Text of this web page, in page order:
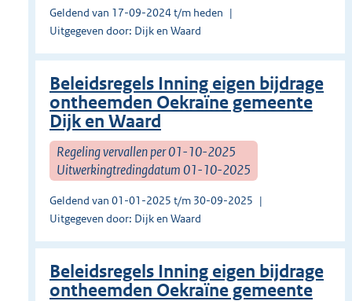
Geldend van 17-09-2024 t/m heden
Uitgegeven door: Dijk en Waard
Beleidsregels Inning eigen bijdrage
ontheemden Oekraïne gemeente
Dijk en Waard
Regeling vervallen per 01-10-2025
Uitwerkingtredingdatum 01-10-2025
Geldend van 01-01-2025 t/m 30-09-2025
Uitgegeven door: Dijk en Waard
Beleidsregels Inning eigen bijdrage
ontheemden Oekraïne gemeente